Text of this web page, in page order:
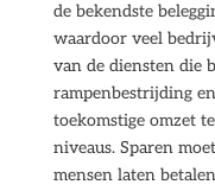
de bekendste
waardoor veel
van de diensten die
rampenbestrijding
toekomstige omzet
niveaus. Sparen
mensen laten